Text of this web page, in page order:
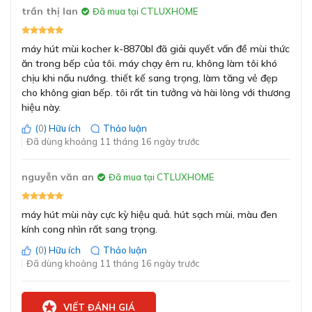
Hệ thống đèn LED chiếu sáng, dễ dàng quan sát bếp
Hệ thống đèn LED chiếu sáng được tích hợp sẵn, cung
cấp đủ ánh sáng cho khu vực bếp nấu. Điều này giúp bạn
dễ dàng quan sát và thao tác khi chuẩn bị món ăn,
mang lại sự tiện lợi tối đa.
Làm chủ nấu nướng với 3 cấp độ hút thông
Bảo hành
trần thị lan Đã mua tại CTLUXHOME
máy hút mùi kocher k-8870bl đã giải quyết vấn đề mùi thức
ăn trong bếp của tôi. máy chạy êm ru, không làm tôi khó
chịu khi nấu nướng. thiết kế sang trọng, làm tăng vẻ đẹp
cho không gian bếp. tôi rất tin tưởng và hài lòng với thương
hiệu này.
(0) Hữu ích
Thảo luận
Đã dùng khoảng 11 tháng 16 ngày trước
nguyễn văn an Đã mua tại CTLUXHOME
máy hút mùi này cực kỳ hiệu quả. hút sạch mùi, màu đen
kính cong nhìn rất sang trọng.
(0) Hữu ích
Thảo luận
Đã dùng khoảng 11 tháng 16 ngày trước
VIẾT ĐÁNH GIÁ